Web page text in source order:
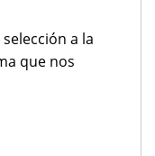
a la
que nos